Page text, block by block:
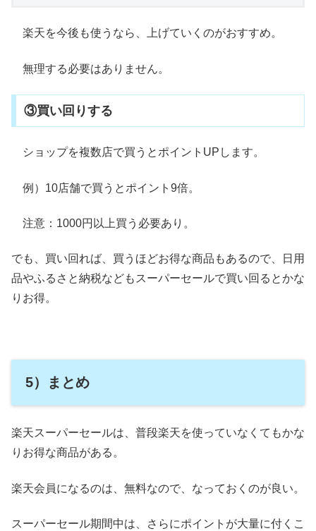
楽天を今後も使うなら、上げていくのがおすすめ。
無理する必要はありません。
③買い回りする
ショップを複数店で買うとポイントUPします。
例）10店舗で買うとポイント9倍。
注意：1000円以上買う必要あり。
でも、買い回れば、買うほどお得な商品もあるので、日用
品やふるさと納税などもスーパーセールで買い回るとかな
りお得。
5）まとめ
楽天スーパーセールは、普段楽天を使っていなくてもかな
りお得な商品がある。
楽天会員になるのは、無料なので、なっておくのが良い。
スーパーセール期間中は、さらにポイントが大量に付くこ